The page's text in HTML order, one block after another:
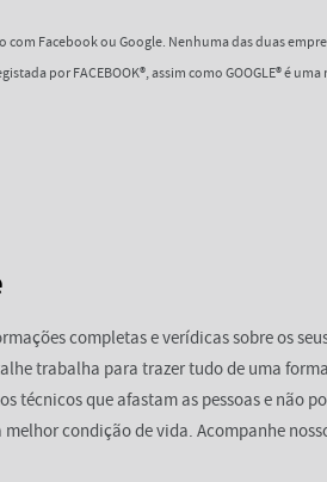
com Facebook ou Google. Nenhuma das duas
por FACEBOOK®, assim como GOOGLE® é
completas e verídicas sobre os
trabalha para trazer tudo de uma
técnicos que afastam as pessoas e não
condição de vida. Acompanhe